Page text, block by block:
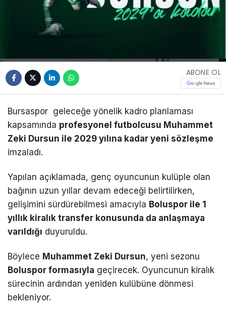
ABONE OL
Bursaspor geleceğe yönelik kadro planlaması
kapsamında profesyonel futbolcusu Muhammet
Zeki Dursun ile 2029 yılına kadar yeni sözleşme
imzaladı.
Yapılan açıklamada, genç oyuncunun kulüple olan
bağının uzun yıllar devam edeceği belirtilirken,
gelişimini sürdürebilmesi amacıyla Boluspor ile 1
yıllık kiralık transfer konusunda da anlaşmaya
varıldığı duyuruldu.
Böylece Muhammet Zeki Dursun, yeni sezonu
Boluspor formasıyla geçirecek. Oyuncunun kiralık
sürecinin ardından yeniden kulübüne dönmesi
bekleniyor.